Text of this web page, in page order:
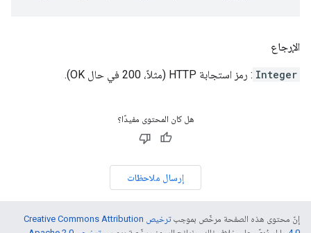
الإرجاع
Integer : رمز استجابة HTTP (مثلاً، 200 في حال OK).
هل كان المحتوى مفيدًا؟
إرسال ملاحظات
إنّ محتوى هذه الصفحة مرخّص بموجب
ترخيص Creative Commons Attribution